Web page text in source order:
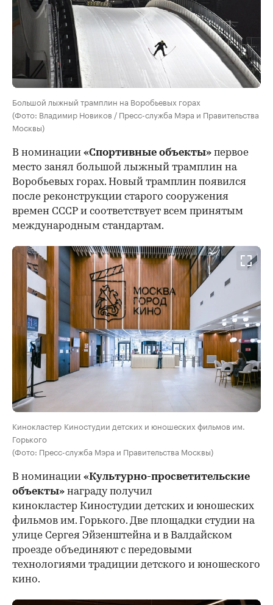
Большой лыжный трамплин на Воробьевых горах
(Фото: Владимир Новиков / Пресс-служба Мэра и Правительства
Москвы)
В номинации «Спортивные объекты» первое
место занял большой лыжный трамплин на
Воробьевых горах. Новый трамплин появился
после реконструкции старого сооружения
времен СССР и соответствует всем принятым
международным стандартам.
Кинокластер Киностудии детских и юношеских фильмов им.
Горького
(Фото: Пресс-служба Мэра и Правительства Москвы)
В номинации «Культурно-просветительские
объекты» награду получил
кинокластер Киностудии детских и юношеских
фильмов им. Горького. Две площадки студии на
улице Сергея Эйзенштейна и в Валдайском
проезде объединяют с передовыми
технологиями традиции детского и юношеского
кино.